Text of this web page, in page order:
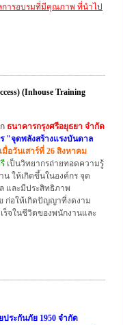
การอบรมที่มีคุณภาพ ที่นำไป
(Inhouse Training
ธนาคารกรุงศรีอยุธยา จำกัด
"จุดพลังสร้างแรงบันดาล
เมื่อวันเสาร์ที่ 26 สิงหาคม
เป็นวิทยากรถ่ายทอดความรู้
ให้เกิดขึ้นในองค์กร จุด
และมีประสิทธิภาพ
ก่อให้เกิดปัญญาที่งดงาม
ร็จในชีวิตของพนักงานและ
ประกันภัย 1950 จำกัด